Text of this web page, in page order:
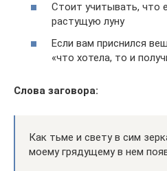
Стоит учитывать, что
растущую луну
Если вам приснился
«что хотела, то и
Слова заговора:
Как тьме и свету в сим
моему грядущему в нем